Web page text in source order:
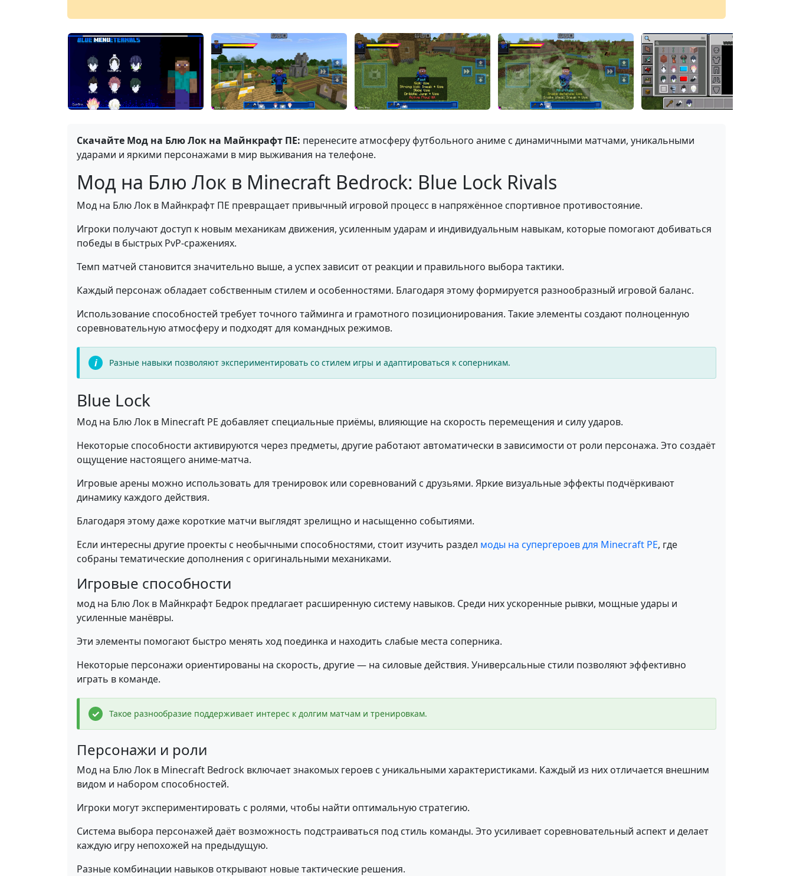
Скачайте Мод на Блю Лок на Майнкрафт ПЕ: перенесите атмосферу футбольного аниме с динамичными матчами, уникальными
ударами и яркими персонажами в мир выживания на телефоне.
Мод на Блю Лок в Minecraft Bedrock: Blue Lock Rivals
Мод на Блю Лок в Майнкрафт ПЕ превращает привычный игровой процесс в напряжённое спортивное противостояние.
Игроки получают доступ к новым механикам движения, усиленным ударам и индивидуальным навыкам, которые помогают добиваться
победы в быстрых PvP-сражениях.
Темп матчей становится значительно выше, а успех зависит от реакции и правильного выбора тактики.
Каждый персонаж обладает собственным стилем и особенностями. Благодаря этому формируется разнообразный игровой баланс.
Использование способностей требует точного тайминга и грамотного позиционирования. Такие элементы создают полноценную
соревновательную атмосферу и подходят для командных режимов.
Разные навыки позволяют экспериментировать со стилем игры и адаптироваться к соперникам.
Blue Lock
Мод на Блю Лок в Minecraft PE добавляет специальные приёмы, влияющие на скорость перемещения и силу ударов.
Некоторые способности активируются через предметы, другие работают автоматически в зависимости от роли персонажа. Это создаёт
ощущение настоящего аниме-матча.
Игровые арены можно использовать для тренировок или соревнований с друзьями. Яркие визуальные эффекты подчёркивают
динамику каждого действия.
Благодаря этому даже короткие матчи выглядят зрелищно и насыщенно событиями.
Если интересны другие проекты с необычными способностями, стоит изучить раздел моды на супергероев для Minecraft PE, где
собраны тематические дополнения с оригинальными механиками.
Игровые способности
мод на Блю Лок в Майнкрафт Бедрок предлагает расширенную систему навыков. Среди них ускоренные рывки, мощные удары и
усиленные манёвры.
Эти элементы помогают быстро менять ход поединка и находить слабые места соперника.
Некоторые персонажи ориентированы на скорость, другие — на силовые действия. Универсальные стили позволяют эффективно
играть в команде.
Такое разнообразие поддерживает интерес к долгим матчам и тренировкам.
Персонажи и роли
Мод на Блю Лок в Minecraft Bedrock включает знакомых героев с уникальными характеристиками. Каждый из них отличается внешним
видом и набором способностей.
Игроки могут экспериментировать с ролями, чтобы найти оптимальную стратегию.
Система выбора персонажей даёт возможность подстраиваться под стиль команды. Это усиливает соревновательный аспект и делает
каждую игру непохожей на предыдущую.
Разные комбинации навыков открывают новые тактические решения.